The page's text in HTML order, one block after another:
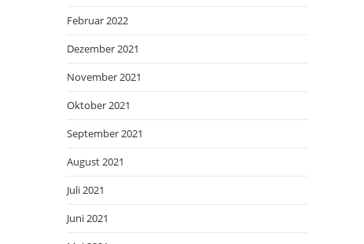
Februar 2022
Dezember 2021
November 2021
Oktober 2021
September 2021
August 2021
Juli 2021
Juni 2021